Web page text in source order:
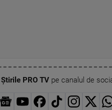
Știrile PRO TVpe canalul de